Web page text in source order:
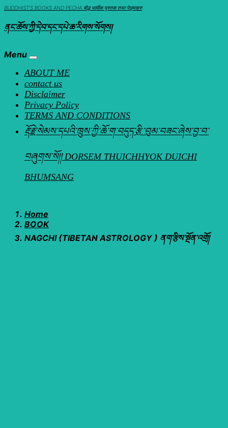
Skip
content
BUDDHIST'S BOOKS AND PECHA बौद्ध धार्मीक पुस्तक तथा पेछ्याहरु
ནང་ཆོས་ཀྱི་དེབ་དང་དཔེ་ཆ་རིགས་སོགས།
Menu
ABOUT ME
contact us
Disclaimer
Privacy Policy
TERMS AND CONDITIONS
རྡོ་རྗེ་སེམས་དཔའི་ཁྲུས་ཀྱི་ཆོ་ག་བདུད་རྩི་བུམ་བཟང་ཞེས་བྱ་བ་
བཞུགས་སོ།། DORSEM THUICHHYOK DUICHI
BHUMSANG
Home
BOOK
NAGCHI (TIBETAN ASTROLOGY ) ནག་རྩིས་སྔོན་འགྲོ།